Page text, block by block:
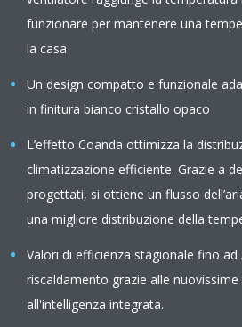
funzionare per mantenere una
la casa
Un design compatto e funzionale
in finitura bianco cristallo opaco
L’effetto Coanda ottimizza la
climatizzazione efficiente. Grazie a
progettati, si ottiene un flusso
una migliore distribuzione della
Valori di efficienza stagionale fino
riscaldamento grazie alle
all'intelligenza integrata.